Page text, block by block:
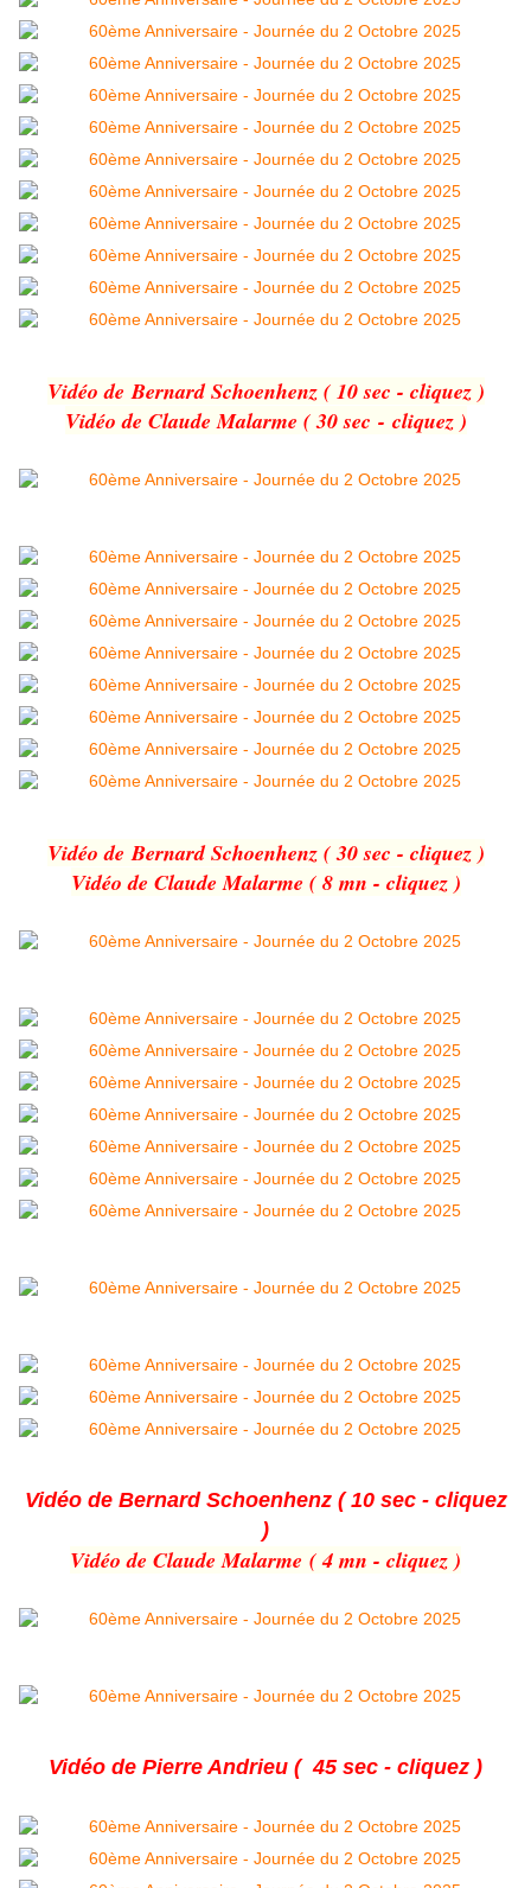
Vidéo de Bernard Schoenhenz ( 10 sec - cliquez )
Vidéo de Claude Malarme ( 30 sec - cliquez )
Vidéo de Bernard Schoenhenz ( 30 sec - cliquez )
Vidéo de Claude Malarme ( 8 mn - cliquez )
Vidéo de Bernard Schoenhenz ( 10 sec - cliquez
)
Vidéo de Claude Malarme ( 4 mn - cliquez )
Vidéo de Pierre Andrieu ( 45 sec - cliquez )